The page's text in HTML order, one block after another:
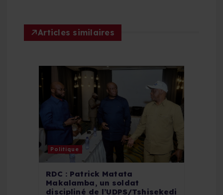
n
d
Articles similaires
Politique
RDC : Patrick Matata
Makalamba, un soldat
discipliné de l’UDPS/Tshisekedi